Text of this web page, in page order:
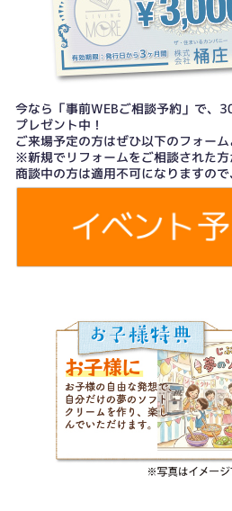
今なら「事前WEBご相談予約」で、
プレゼント中！
ご来場予定の方はぜひ以下のフォー
※新規でリフォームをご相談された
商談中の方は適用不可になりますので